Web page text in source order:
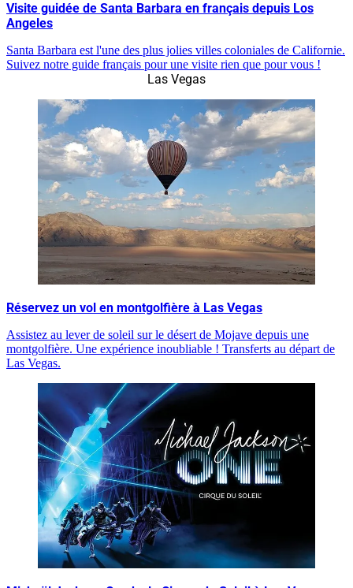
Visite guidée de Santa Barbara en français depuis Los
Angeles
Santa Barbara est l'une des plus jolies villes coloniales de Californie.
Suivez notre guide français pour une visite rien que pour vous !
Las Vegas
Réservez un vol en montgolfière à Las Vegas
Assistez au lever de soleil sur le désert de Mojave depuis une
montgolfière. Une expérience inoubliable ! Transferts au départ de
Las Vegas.